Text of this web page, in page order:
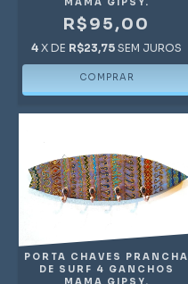
R$95,00
4 X DE R$23,75 SEM JUROS
PORTA CHAVES PRANCHA
DE SURF 4 GANCHOS
MAMA GIPSY.